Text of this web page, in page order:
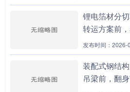
锂电箔材分
转运方案前
线和夹轨器
通？
发布时间：2026-
装配式钢结
吊梁前，翻